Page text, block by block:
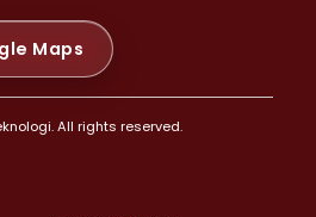
>
>
Hilir >
Selatan >
>
Maps
All rights reserved.